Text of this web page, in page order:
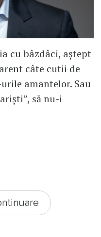
cu bâzdâci, aștept
câte cutii de
amantelor. Sau
să nu-i